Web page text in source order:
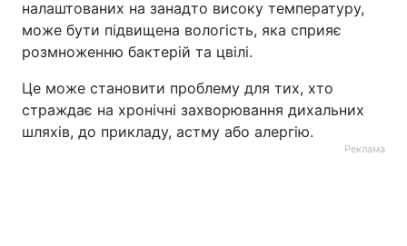
налаштованих на занадто високу температуру,
може бути підвищена вологість, яка сприяє
розмноженню бактерій та цвілі.
Це може становити проблему для тих, хто
страждає на хронічні захворювання дихальних
шляхів, до прикладу, астму або алергію.
Реклама